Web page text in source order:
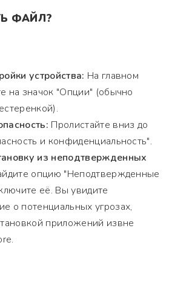
ФАЙЛ?
устройства: На главном
на значок "Опции" (обычно
Пролистайте вниз до
и конфиденциальность".
из неподтвержденных
опцию "Неподтвержденные
её. Вы увидите
о потенциальных угрозах,
приложений извне